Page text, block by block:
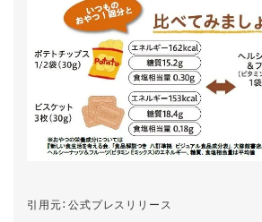
引用元：公式プレスリリース